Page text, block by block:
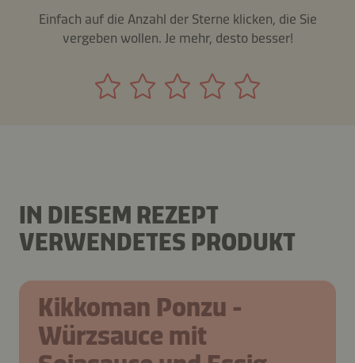
Einfach auf die Anzahl der Sterne klicken, die Sie
vergeben wollen. Je mehr, desto besser!
IN DIESEM REZEPT
VERWENDETES PRODUKT
Kikkoman Ponzu -
Würzsauce mit